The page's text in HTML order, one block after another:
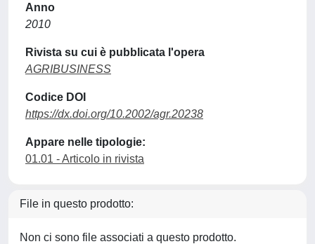
Anno
2010
Rivista su cui è pubblicata l'opera
AGRIBUSINESS
Codice DOI
https://dx.doi.org/10.2002/agr.20238
Appare nelle tipologie:
01.01 - Articolo in rivista
File in questo prodotto:
Non ci sono file associati a questo prodotto.